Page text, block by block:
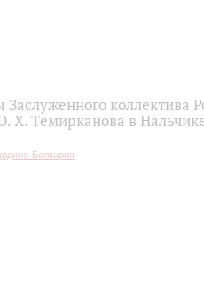
Заслуженного
Х. Темирканова в